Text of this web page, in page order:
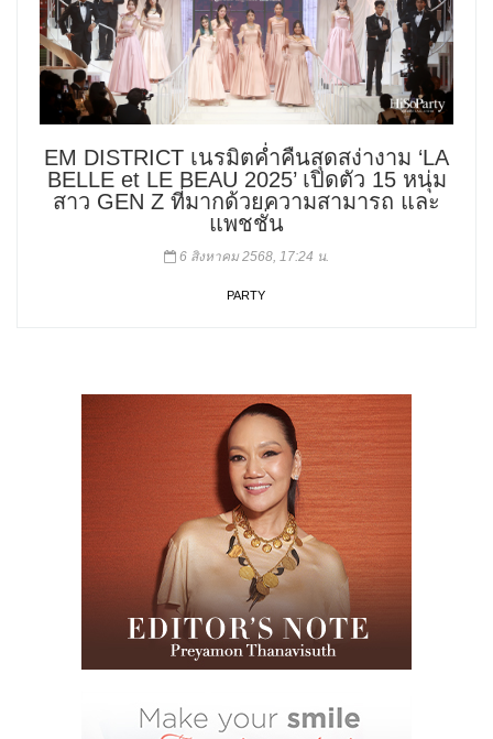
EM DISTRICT เนรมิตค่ำคืนสุดสง่างาม ‘LA
BELLE et LE BEAU 2025’ เปิดตัว 15 หนุ่ม
สาว GEN Z ที่มากด้วยความสามารถ และ
แพชชั่น
6 สิงหาคม 2568, 17:24 น.
PARTY